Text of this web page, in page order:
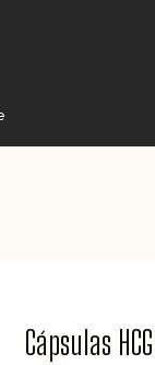
Cápsulas